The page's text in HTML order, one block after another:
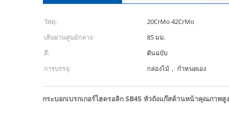
วัสดุ: 20CrMo 42CrMo
เส้นผ่านศูนย์กลาง:
85 มม.
สี:
ต้นฉบับ
การบรรจุ:
กล่องไม้， กำหนดเอง
กระบอกเบรกเกอร์ไฮดรอลิก SB45 หัวถังแก๊สด้านหน้าคุณภาพสูง